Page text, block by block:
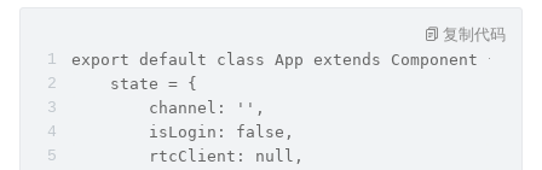
export default class App extends Component {
    state = {
        channel: '',
        isLogin: false,
        rtcClient: null,
复制代码